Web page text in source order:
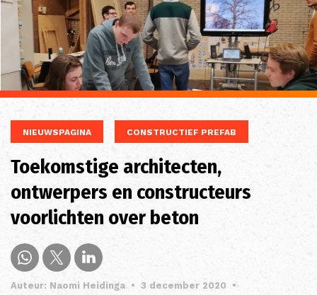
gaan
NIEUWSPAGINA CONSTRUCTIEF PREFAB
Toekomstige architecten,
ontwerpers en constructeurs
voorlichten over beton
Auteur: Naomi Heidinga • 3 december 2020
•